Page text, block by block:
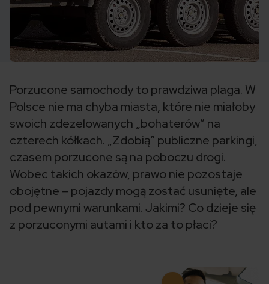
Porzucone samochody to prawdziwa plaga. W
Polsce nie ma chyba miasta, które nie miałoby
swoich zdezelowanych „bohaterów” na
czterech kółkach. „Zdobią” publiczne parkingi,
czasem porzucone są na poboczu drogi.
Wobec takich okazów, prawo nie pozostaje
obojętne – pojazdy mogą zostać usunięte, ale
pod pewnymi warunkami. Jakimi? Co dzieje się
z porzuconymi autami i kto za to płaci?